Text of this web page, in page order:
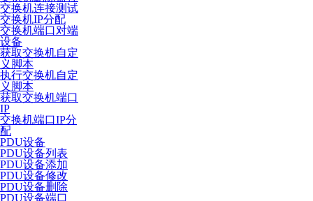
交换机连接测试
交换机IP分配
交换机端口对端
设备
获取交换机自定
义脚本
执行交换机自定
义脚本
获取交换机端口
IP
交换机端口IP分
配
PDU设备
PDU设备列表
PDU设备添加
PDU设备修改
PDU设备删除
PDU设备端口